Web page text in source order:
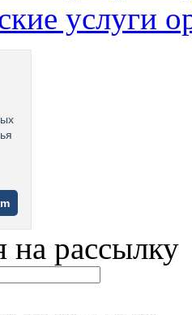
услуги
на рассылку